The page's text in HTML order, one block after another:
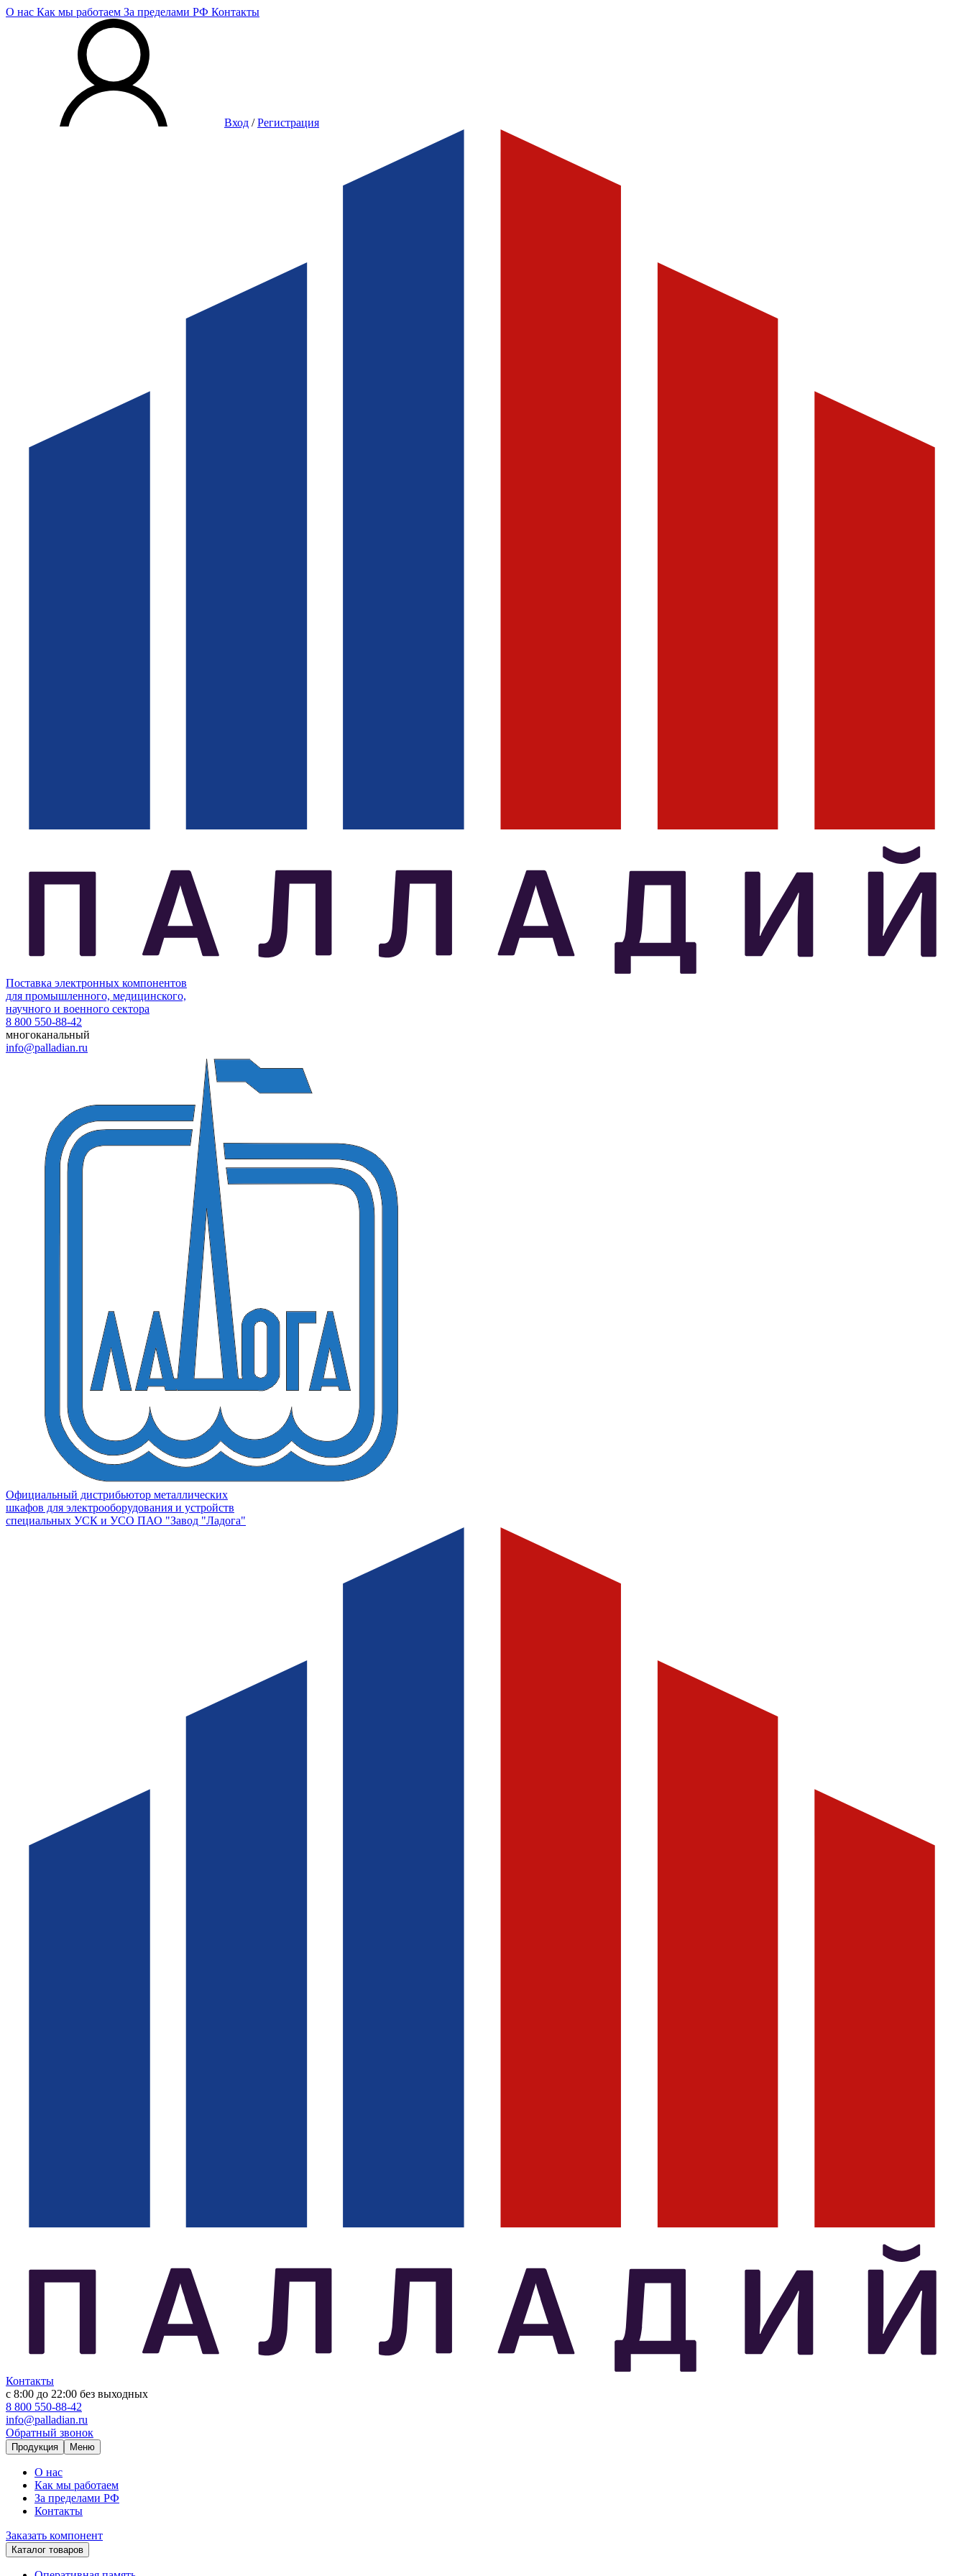
О нас Как мы работаем За пределами РФ Контакты
Вход /Регистрация
Поставка электронных компонентов
для промышленного, медицинского,
научного и военного сектора
8 800 550-88-42
многоканальный
info@palladian.ru
Официальный дистрибьютор металлических
шкафов для электрооборудования и устройств
специальных УСК и УСО ПАО "Завод "Ладога"
Контакты
с 8:00 до 22:00 без выходных
8 800 550-88-42
info@palladian.ru
Обратный звонок
Продукция Меню
О нас
Как мы работаем
За пределами РФ
Контакты
Заказать компонент
Каталог товаров